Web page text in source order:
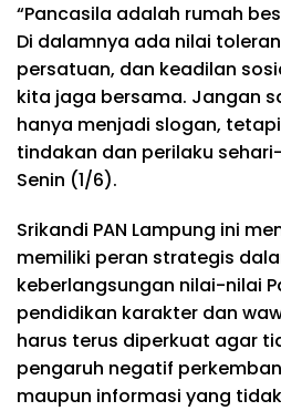
“Pancasila adalah rumah
Di dalamnya ada nilai
persatuan, dan keadilan
kita jaga bersama. Jangan
hanya menjadi slogan,
tindakan dan perilaku
Senin (1/6).
Srikandi PAN Lampung ini
memiliki peran strategis
keberlangsungan nilai-nilai
pendidikan karakter dan
harus terus diperkuat agar
pengaruh negatif
maupun informasi yang